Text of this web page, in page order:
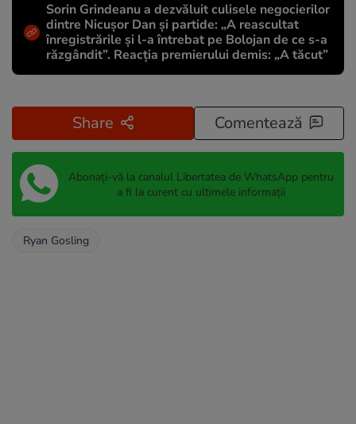
Sorin Grindeanu a dezvăluit culisele negocierilor
dintre Nicușor Dan și partide: „A reascultat
înregistrările și l-a întrebat pe Bolojan de ce s-a
răzgândit”. Reacția premierului demis: „A tăcut”
Share Comentează
Abonați-vă la canalul Libertatea de WhatsApp pentru
a fi la curent cu ultimele informații
Ryan Gosling